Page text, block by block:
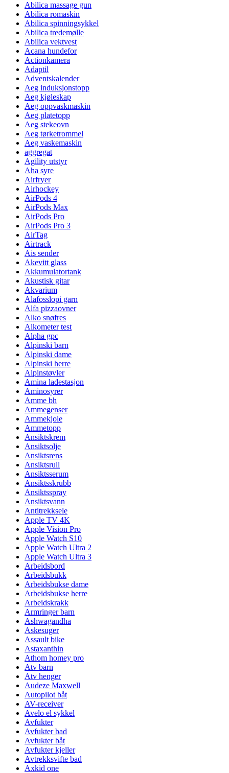
Abilica massage gun
Abilica romaskin
Abilica spinningsykkel
Abilica tredemølle
Abilica vektvest
Acana hundefor
Actionkamera
Adaptil
Adventskalender
Aeg induksjonstopp
Aeg kjøleskap
Aeg oppvaskmaskin
Aeg platetopp
Aeg stekeovn
Aeg tørketrommel
Aeg vaskemaskin
aggregat
Agility utstyr
Aha syre
Airfryer
Airhockey
AirPods 4
AirPods Max
AirPods Pro
AirPods Pro 3
AirTag
Airtrack
Ais sender
Akevitt glass
Akkumulatortank
Akustisk gitar
Akvarium
Alafosslopi garn
Alfa pizzaovner
Alko snøfres
Alkometer test
Alpha gpc
Alpinski barn
Alpinski dame
Alpinski herre
Alpinstøvler
Amina ladestasjon
Aminosyrer
Amme bh
Ammegenser
Ammekjole
Ammetopp
Ansiktskrem
Ansiktsolje
Ansiktsrens
Ansiktsrull
Ansiktsserum
Ansiktsskrubb
Ansiktsspray
Ansiktsvann
Antitrekksele
Apple TV 4K
Apple Vision Pro
Apple Watch S10
Apple Watch Ultra 2
Apple Watch Ultra 3
Arbeidsbord
Arbeidsbukk
Arbeidsbukse dame
Arbeidsbukse herre
Arbeidskrakk
Armringer barn
Ashwagandha
Askesuger
Assault bike
Astaxanthin
Athom homey pro
Atv barn
Atv henger
Audeze Maxwell
Autopilot båt
AV-receiver
Avelo el sykkel
Avfukter
Avfukter bad
Avfukter båt
Avfukter kjeller
Avtrekksvifte bad
Axkid one